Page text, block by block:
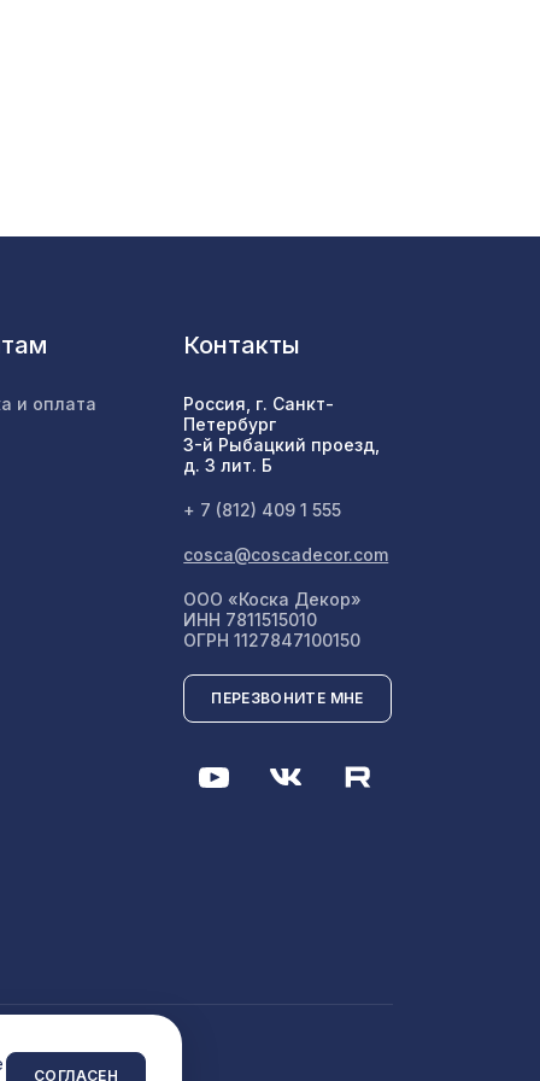
660 ₽
760 ₽
и оплата
Контакты
Россия, г. Санкт-
Петербург
3-й Рыбацкий проезд,
д. 3 лит. Б
+ 7 (812) 409 1 555
cosca@coscadecor.com
ООО «Коска Декор»
ИНН 7811515010
ОГРН 1127847100150
ПЕРЕЗВОНИТЕ МНЕ
СОГЛАСЕН